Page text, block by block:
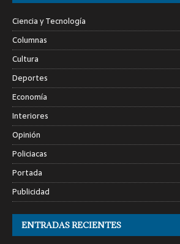
Ciencia y Tecnología
Columnas
Cultura
Deportes
Economía
Interiores
Opinión
Policiacas
Portada
Publicidad
ENTRADAS RECIENTES